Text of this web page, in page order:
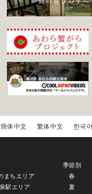
簡体中文 繁体中文 한국어
まちエリア
駅エリア
季節別
春
夏